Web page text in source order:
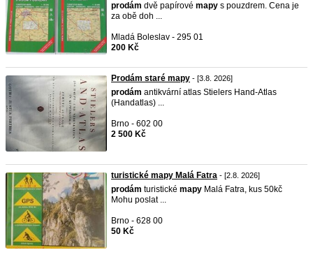
prodám dvě papírové mapy s pouzdrem. Cena je
za obě doh ...
Mladá Boleslav - 295 01
200 Kč
Prodám staré mapy - [3.8. 2026]
prodám antikvární atlas Stielers Hand-Atlas
(Handatlas) ...
Brno - 602 00
2 500 Kč
turistické mapy Malá Fatra - [2.8. 2026]
prodám turistické mapy Malá Fatra, kus 50kč
Mohu poslat ...
Brno - 628 00
50 Kč